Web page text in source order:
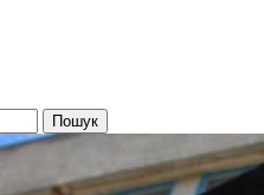
Пошук